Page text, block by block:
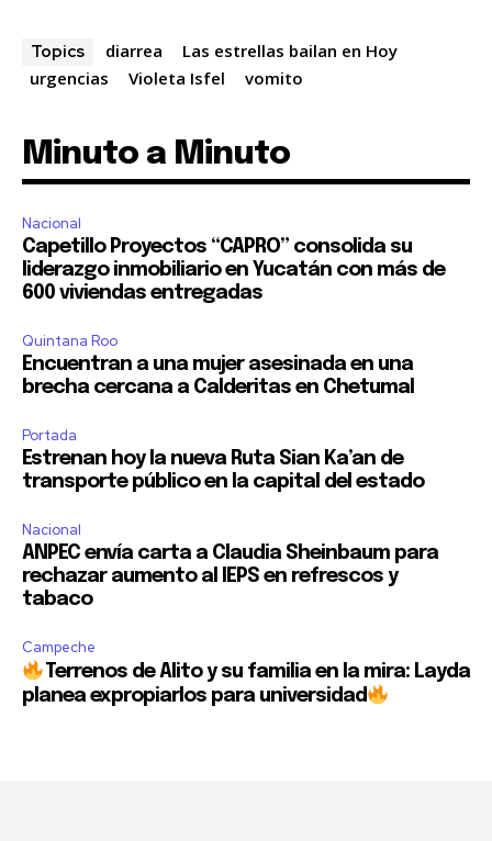
Topics diarrea
Las estrellas bailan en Hoy
urgencias
Violeta Isfel vomito
Minuto a Minuto
Nacional
Capetillo Proyectos “CAPRO” consolida su
liderazgo inmobiliario en Yucatán con más de
600 viviendas entregadas
Quintana Roo
Encuentran a una mujer asesinada en una
brecha cercana a Calderitas en Chetumal
Portada
Estrenan hoy la nueva Ruta Sian Ka’an de
transporte público en la capital del estado
Nacional
ANPEC envía carta a Claudia Sheinbaum para
rechazar aumento al IEPS en refrescos y
tabaco
Campeche
Terrenos de Alito y su familia en la mira: Layda
planea expropiarlos para universidad